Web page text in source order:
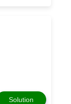
Solution